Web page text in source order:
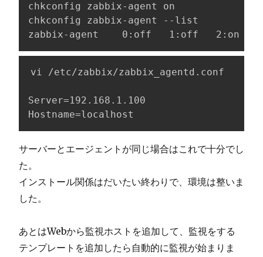
chkconfig zabbix-agent on
chkconfig zabbix-agent --list
zabbix-agent    0:off   1:off   2:on
vi /etc/zabbix/zabbix_agentd.conf
Server=192.168.1.100
Hostname=localhost
サーバーとエージェントが同じ場合はこれで十分でし
た。
インストール関係はだいたい終わりで、環境は整いま
した。
あとはWebから監視ホストを追加して、監視をする
テンプレートを追加したら自動的に監視が始まりま